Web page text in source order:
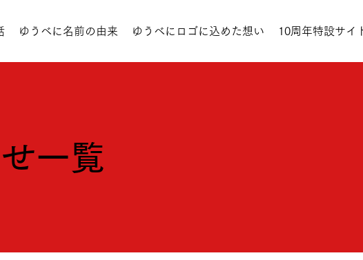
ゆうべに名前の由来 ゆうべにロゴに込めた想い 10周年特設サイ
一覧